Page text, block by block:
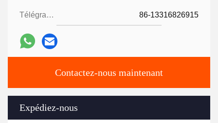
Télégramme: 86-13316826915
Contactez-nous maintenant
Expédiez-nous